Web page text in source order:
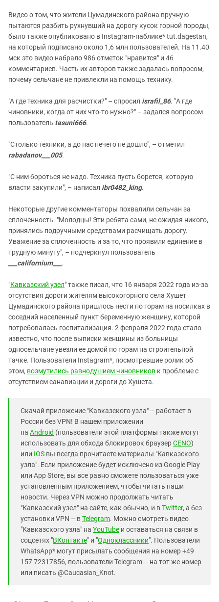
Видео о том, что жители Цумадинского района вручную
пытаются разбить рухнувший на дорогу кусок горной породы,
было также опубликовано в Instagram-паблике* tut.dagestan,
на который подписано около 1,6 млн пользователей. На 11.40
мск это видео набрало 986 отметок "нравится" и 46
комментариев. Часть их авторов также задалась вопросом,
почему сельчане не привлекли на помощь технику.
"А где техника для расчистки?" – спросил israfil_86. "А где
чиновники, когда от них что-то нужно?" – задался вопросом
пользователь tasuni666.
"Столько техники, а до нас нечего не дошло", – отметил
rabadanov___005.
"С ним бороться не надо. Техника пусть борется, которую
власти закупили", – написал ibr0482_king.
Некоторые другие комментаторы похвалили сельчан за
сплоченность. "Молодцы! Эти ребята сами, не ожидая никого,
принялись подручными средствами расчищать дорогу.
Уважение за сплоченность и за то, что проявили единение в
трудную минуту", – подчеркнул пользователь
___californium___ .
"Кавказский узел" также писал, что 16 января 2022 года из-за
отсутствия дороги жителям высокогорного села Хушет
Цумадинского района пришлось нести по горам на носилках в
соседний населенный пункт беременную женщину, которой
потребовалась госпитализация. 2 февраля 2022 года стало
известно, что после выписки женщины из больницы
односельчане увезли ее домой по горам на строительной
тачке. Пользователи Instagram*, посмотревшие ролик об
этом, возмутились равнодушием чиновников к проблеме с
отсутствием санавиации и дороги до Хушета.
Скачай приложение "Кавказского узла" – работает в
России без VPN! В нашем приложении
на Android (пользователи этой платформы также могут
использовать для обхода блокировок браузерCENO)
или IOS вы всегда прочитаете материалы "Кавказского
узла". Если приложение будет исключено из Google Play
или App Store, вы все равно сможете пользоваться уже
установленным приложением, чтобы читать наши
новости. Через VPN можно продолжать читать
"Кавказский узел" на сайте, как обычно, и вTwitter, а без
установки VPN – вTelegram. Можно смотреть видео
"Кавказского узла" на YouTube и оставаться на связи в
соцсетях "ВКонтакте" и "Одноклассники". Пользователи
WhatsApp* могут присылать сообщения на номер +49
157 72317856, пользователи Telegram – на тот же номер
или писать @Caucasian_Knot.